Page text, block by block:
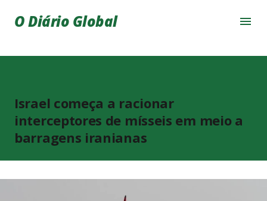
Pular para o conteúdo principal
O Diário Global
Israel começa a racionar
interceptores de mísseis em meio a
barragens iranianas